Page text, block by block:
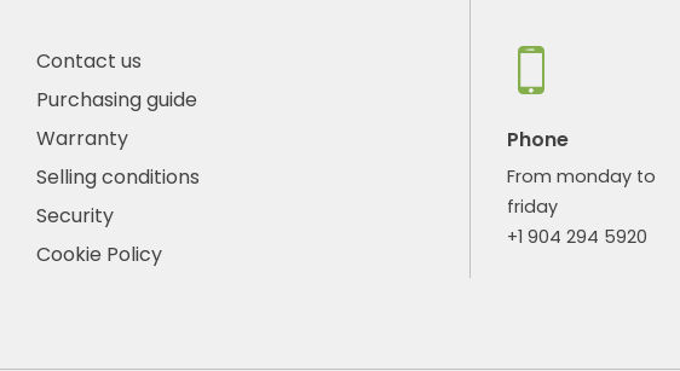
Contact us
Purchasing guide
Warranty
Selling conditions
Security
Cookie Policy
Phone
From monday to
friday
+1 904 294 5920